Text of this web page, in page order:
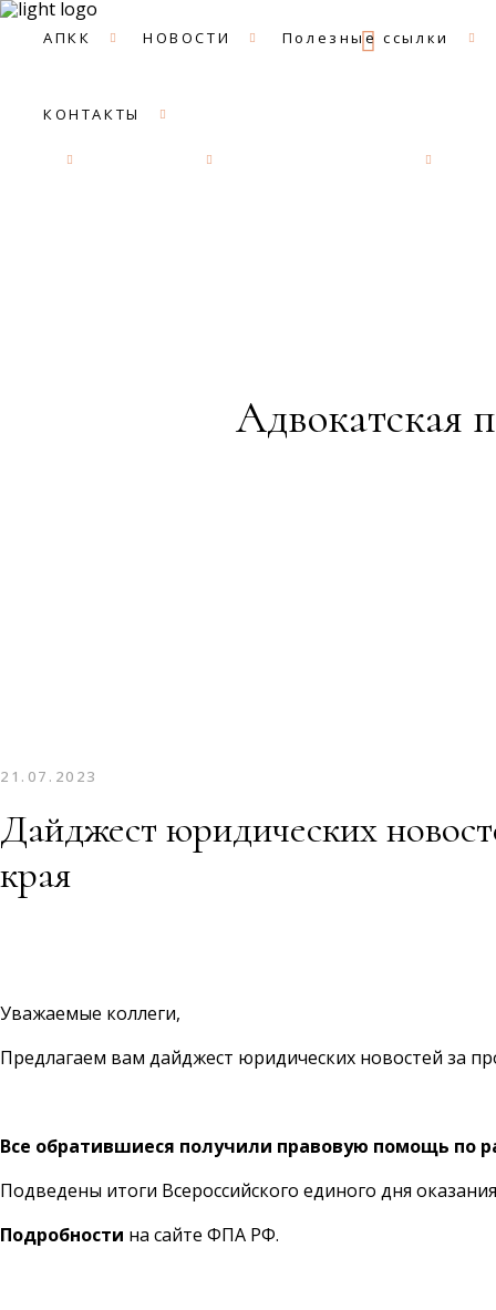
09:00
АПКК НОВОСТИ Полезные ссылки
КОНТАКТЫ
Адвокатская
21.07.2023
Дайджест юридических
края
Уважаемые коллеги,
Предлагаем вам дайджест юридических новостей за
Все обратившиеся получили правовую помощь по
Подведены итоги Всероссийского единого дня
Подробности на сайте ФПА РФ.